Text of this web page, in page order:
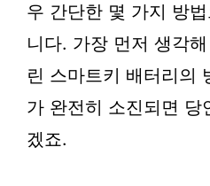
우 간단한 몇 가지 방
니다. 가장 먼저 생각
린 스마트키 배터리의
가 완전히 소진되면 당
겠죠.